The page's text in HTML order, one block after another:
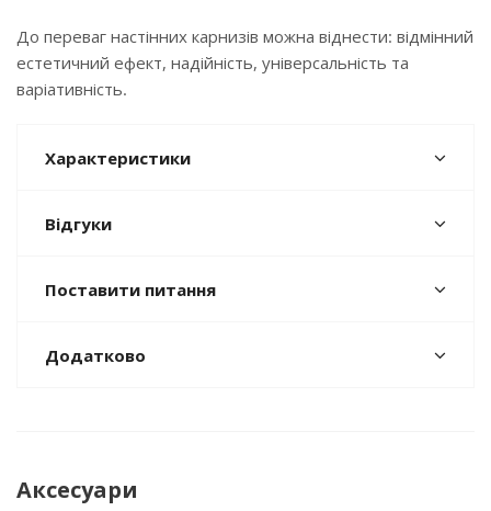
До переваг настінних карнизів можна віднести: відмінний
естетичний ефект, надійність, універсальність та
варіативність.
Характеристики
Відгуки
Поставити питання
Додатково
Аксесуари